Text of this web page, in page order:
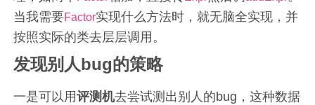
当我需要Factor实现什么方法时，就无脑全实现，并
按照实际的类去层层调用。
发现别人bug的策略
一是可以用评测机去尝试测出别人的bug，这种数据